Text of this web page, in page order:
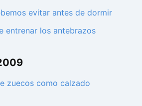
evitar antes de dormir
entrenar los antebrazos
zuecos como calzado